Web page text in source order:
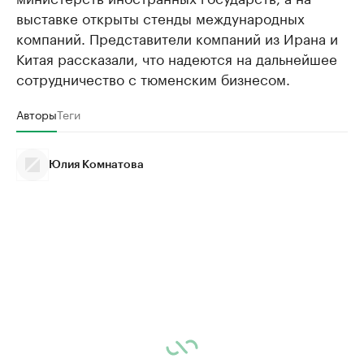
выставке открыты стенды международных
компаний. Представители компаний из Ирана и
Китая рассказали, что надеются на дальнейшее
сотрудничество с тюменским бизнесом.
АвторыТеги
Юлия Комнатова